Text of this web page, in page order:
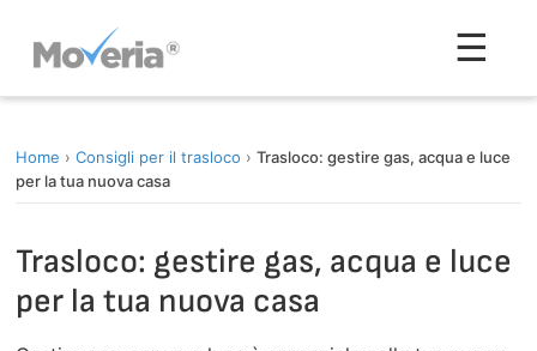
contenuto
☰
Home › Consigli per il trasloco › Trasloco: gestire gas, acqua e luce
per la tua nuova casa
Trasloco: gestire gas, acqua e luce
per la tua nuova casa